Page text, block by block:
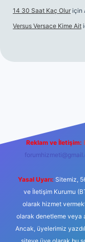
14 30 Saat Kaç Olur için
Versus Versace Kime Ait
Reklam ve İletişim:
Yasal Uyarı: Sitemiz,
ve İletişim Kurumu
olarak hizmet
olarak denetleme veya
Ancak, üyelerimiz